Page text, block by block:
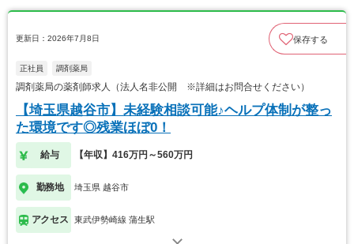
更新日：2026年7月8日 保存する
正社員 調剤薬局
調剤薬局の薬剤師求人（法人名非公開 ※詳細はお問合せください）
【埼玉県越谷市】未経験相談可能♪ヘルプ体制が整っ
た環境です◎残業ほぼ0！
給与 【年収】416万円～560万円
勤務地 埼玉県 越谷市
アクセス 東武伊勢崎線 蒲生駅